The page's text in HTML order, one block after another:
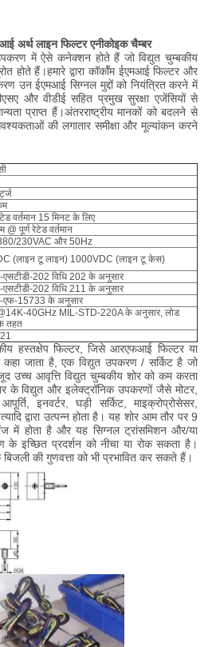
अर्थ लाइन फिल्टर एनीकोइक चैम्बर
में ऐसे कनेक्शन होते हैं जो विद्युत चुम्बकीय
होते हैं।हमारे द्वारा कॉर्कॉम ईएमआई फिल्टर और
उन ईएमआई सिग्नल मुद्दों को नियंत्रित करने में
और वीडीई सहित प्रमुख सुरक्षा एजेंसियों से
प्राप्त हैं।अंतरराष्ट्रीय मानकों को बदलने से
की लगातार समीक्षा और मूल्यांकन करने
वर्तमान 15 मिनट के लिए
पूर्ण रेटेड वर्तमान
230VAC और 50Hz
(लाइन टू लाइन) 1000VDC (लाइन टू केस)
202 विधि 202 के अनुसार
202 विधि 211 के अनुसार
एफ-15733 के अनुसार
40GHz MIL-STD-220A के अनुसार, लोड
तहत
हस्तक्षेप फिल्टर, जिसे आरएफआई फिल्टर या
कहा जाता है, एक विद्युत उपकरण / सर्किट है जो
उच्च आवृत्ति विद्युत चुम्बकीय शोर को कम करता
के विद्युत और इलेक्ट्रॉनिक उपकरणों जैसे मोटर,
इनवर्टर, घड़ी सर्किट, माइक्रोप्रोसेसर,
द्वारा उत्पन्न होता है। यह शोर आम तौर पर 9
में होता है और यह सिग्नल ट्रांसमिशन और/या
इच्छित प्रदर्शन को नीचा या रोक सकता है।
की गुणवत्ता को भी प्रभावित कर सकते हैं।